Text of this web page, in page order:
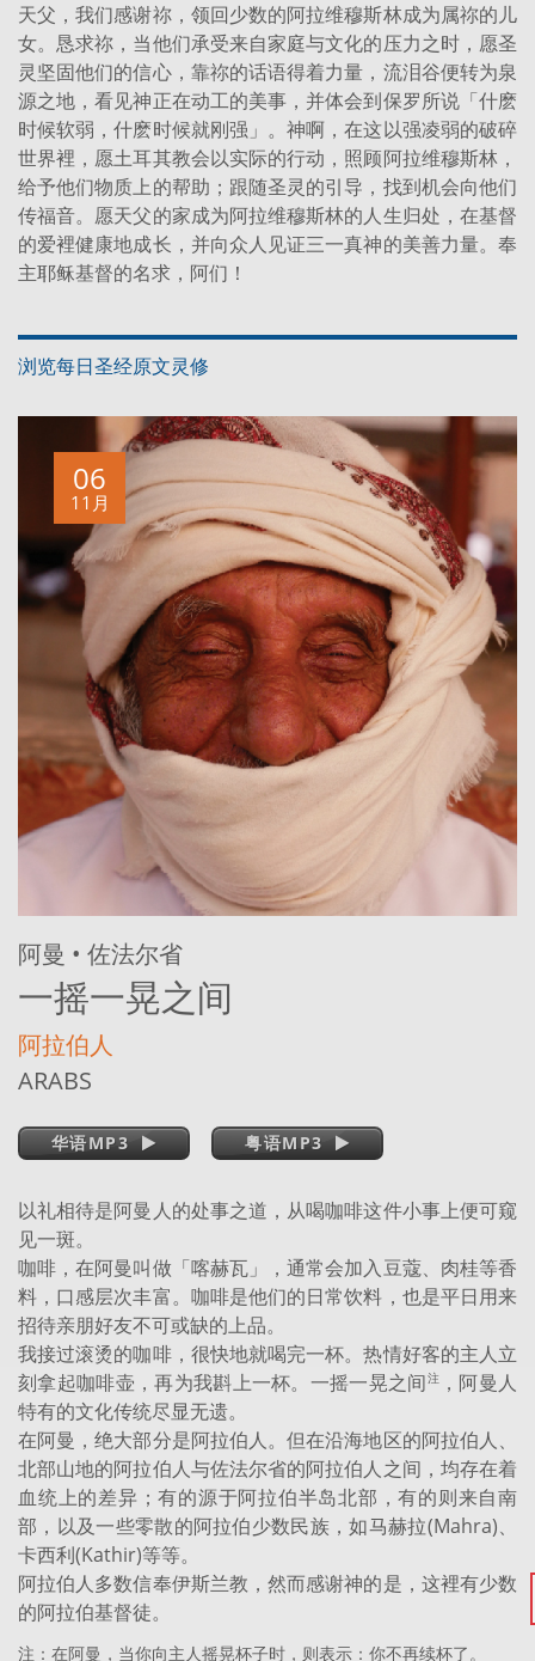
天父，我们感谢祢，领回少数的阿拉维穆斯林成为属祢的儿
女。恳求祢，当他们承受来自家庭与文化的压力之时，愿圣
灵坚固他们的信心，靠祢的话语得着力量，流泪谷便转为泉
源之地，看见神正在动工的美事，并体会到保罗所说「什麽
时候软弱，什麽时候就刚强」。神啊，在这以强凌弱的破碎
世界裡，愿土耳其教会以实际的行动，照顾阿拉维穆斯林，
给予他们物质上的帮助；跟随圣灵的引导，找到机会向他们
传福音。愿天父的家成为阿拉维穆斯林的人生归处，在基督
的爱裡健康地成长，并向众人见证三一真神的美善力量。奉
主耶稣基督的名求，阿们！
浏览每日圣经原文灵修
阿曼 • 佐法尔省
一摇一晃之间
阿拉伯人
ARABS
06
11月
华语MP3 粤语MP3
以礼相待是阿曼人的处事之道，从喝咖啡这件小事上便可窥
见一斑。
咖啡，在阿曼叫做「喀赫瓦」，通常会加入豆蔻、肉桂等香
料，口感层次丰富。咖啡是他们的日常饮料，也是平日用来
招待亲朋好友不可或缺的上品。
我接过滚烫的咖啡，很快地就喝完一杯。热情好客的主人立
刻拿起咖啡壶，再为我斟上一杯。一摇一晃之间注 ，阿曼人
特有的文化传统尽显无遗。
在阿曼，绝大部分是阿拉伯人。但在沿海地区的阿拉伯人、
北部山地的阿拉伯人与佐法尔省的阿拉伯人之间，均存在着
血统上的差异；有的源于阿拉伯半岛北部，有的则来自南
部，以及一些零散的阿拉伯少数民族，如马赫拉(Mahra)、
卡西利(Kathir)等等。
阿拉伯人多数信奉伊斯兰教，然而感谢神的是，这裡有少数
的阿拉伯基督徒。
注：在阿曼，当你向主人摇晃杯子时，则表示：你不再续杯了。